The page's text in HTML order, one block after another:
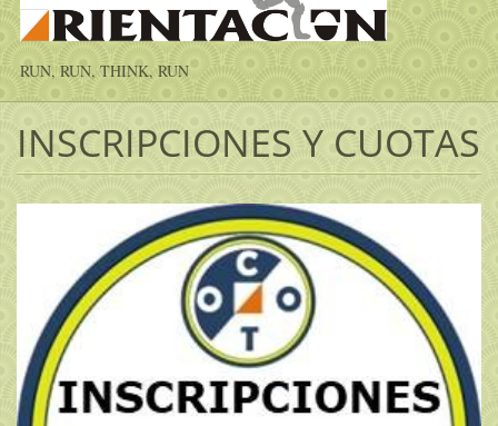
RUN, RUN, THINK, RUN
INSCRIPCIONES Y CUOTAS